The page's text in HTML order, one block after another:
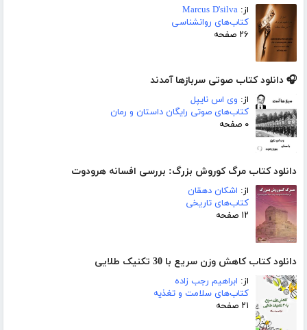
از: Marcus D'silva
کتاب‌های روانشناسی
۲۶ صفحه
🎧 دانلود کتاب صوتی سربازها آمدند
از: وی اس نایپل
کتاب‌های صوتی رایگان داستان و رمان
۰ صفحه
دانلود کتاب مرگ کوروش بزرگ: بررسی افسانه هرودوت
از: اشکان دهقان
کتاب‌های تاریخی
۱۲ صفحه
دانلود کتاب کاهش وزن سریع با 30 تکنیک طلایی
از: ابراهیم رجب زاده
کتاب‌های سلامت و تغذیه
۲۱ صفحه